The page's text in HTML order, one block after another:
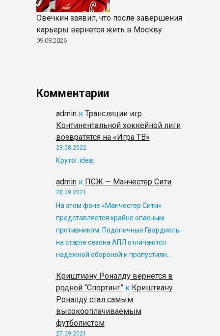
Овечкин заявил, что после завершения
карьеры вернется жить в Москву
09.08.2026
Комментарии
admin к Трансляции игр
Континентальной хоккейной лиги
возвратятся на «Игра ТВ»
23.08.2022
Круто! :idea:
admin к ПСЖ — Манчестер Сити
28.09.2021
На этом фоне «Манчестер Сити»
представляется крайне опасным
противником. Подопечные Гвардиолы
на старте сезона АПЛ отличаются
надежной обороной и пропустили…
Криштиану Роналду вернется в
родной “Спортинг” к Криштиану
Роналду стал самым
высокооплачиваемым
футболистом
27.09.2021